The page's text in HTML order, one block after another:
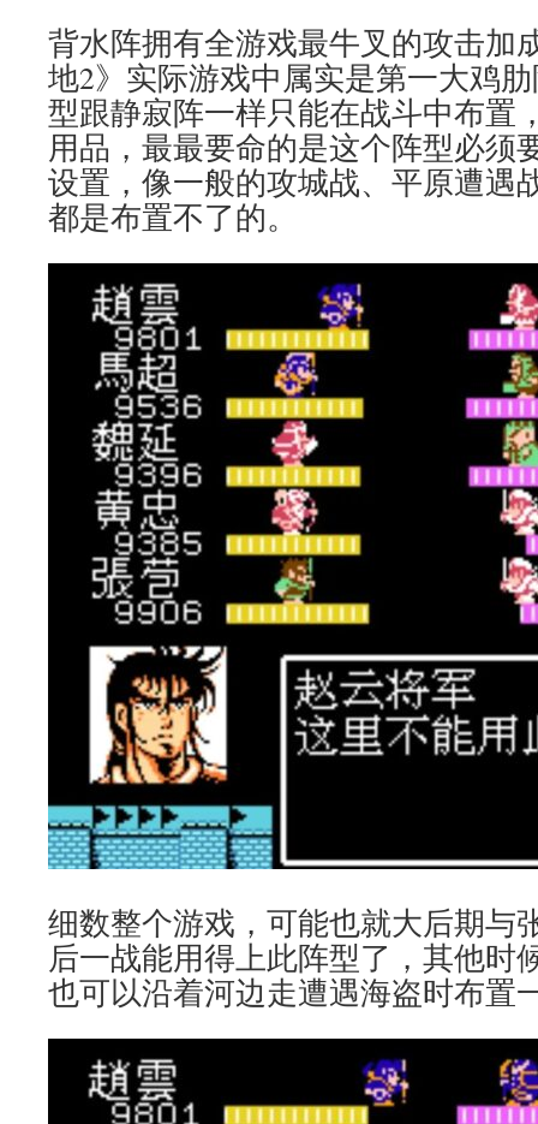
背水阵拥有全游戏最牛叉的攻击加
地2》实际游戏中属实是第一大鸡
型跟静寂阵一样只能在战斗中布置
用品，最最要命的是这个阵型必须
设置，像一般的攻城战、平原遭遇
都是布置不了的。
细数整个游戏，可能也就大后期与
后一战能用得上此阵型了，其他时
也可以沿着河边走遭遇海盗时布置